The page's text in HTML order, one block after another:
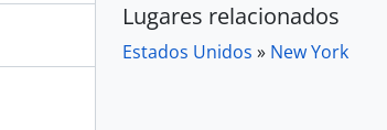
Lugares relacionados
Estados Unidos » New York